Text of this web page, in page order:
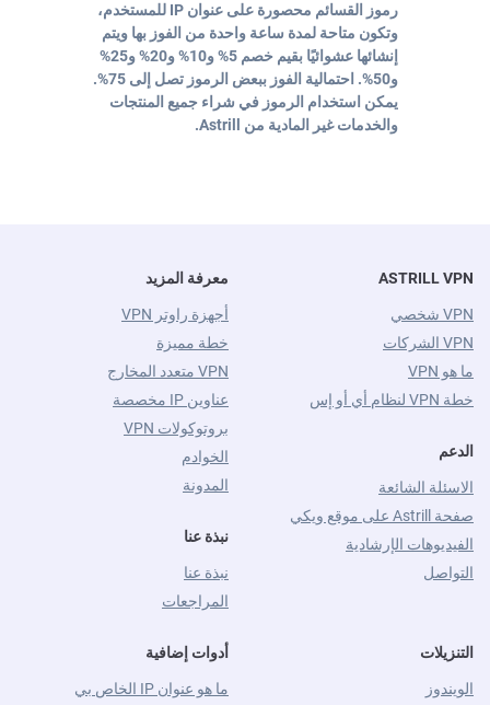
رموز القسائم محصورة على عنوان IP للمستخدم،
وتكون متاحة لمدة ساعة واحدة من الفوز بها ويتم
إنشائها عشوائيًا بقيم خصم 5% و10% و20% و25%
و50%. احتمالية الفوز ببعض الرموز تصل إلى 75%.
يمكن استخدام الرموز في شراء جميع المنتجات
والخدمات غير المادية من Astrill.
ASTRILL VPN
VPN شخصي
VPN الشركات
ما هو VPN
خطة VPN لنظام أي أو إس
الدعم
الاسئلة الشائعة
صفحة Astrill على موقع ويكي
الفيديوهات الإرشادية
التواصل
معرفة المزيد
أجهزة راوتر VPN
خطة مميزة
VPN متعدد المخارج
عناوين IP مخصصة
بروتوكولات VPN
الخوادم
المدونة
نبذة عنا
نبذة عنا
المراجعات
التنزيلات
الويندوز
أدوات إضافية
ما هو عنوان IP الخاص بي